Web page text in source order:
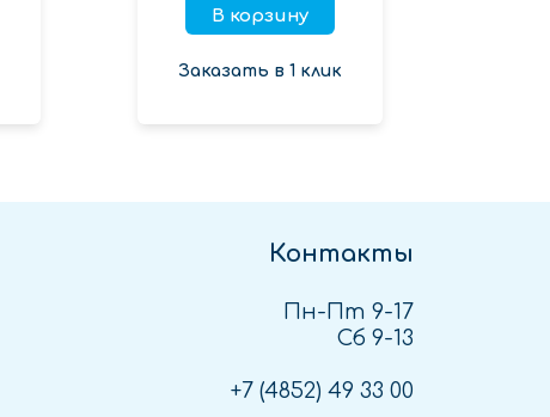
В корзину
Заказать в 1 клик
Контакты
Пн-Пт 9-17
Сб 9-13
+7 (4852) 49 33 00